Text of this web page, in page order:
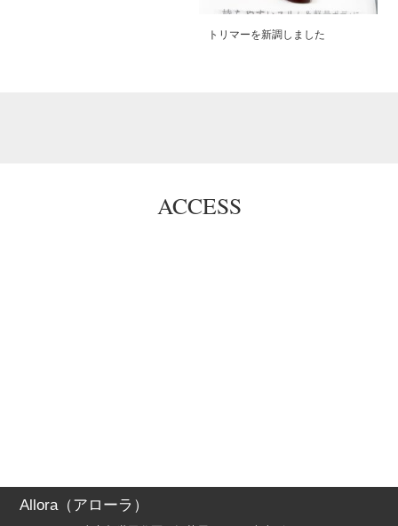
トリマーを新調しました
ACCESS
Allora（アローラ）